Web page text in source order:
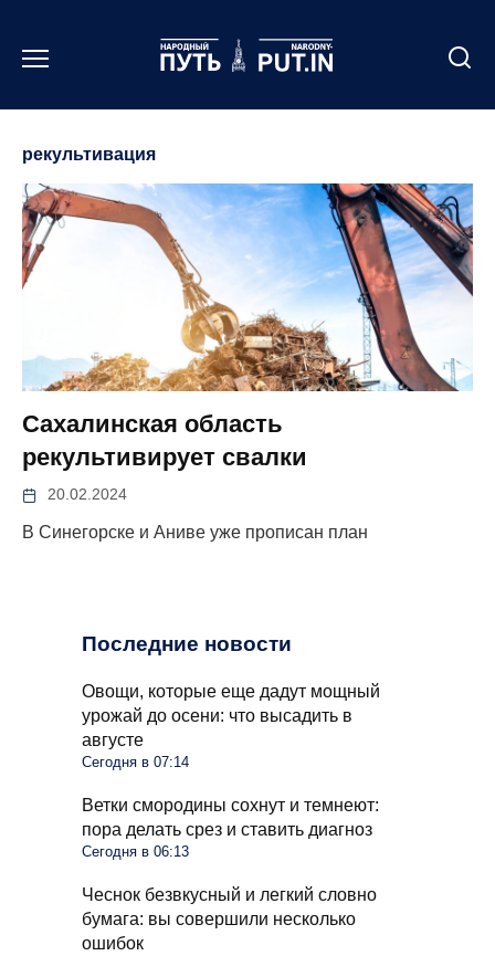
содержанию
рекультивация
Сахалинская область
рекультивирует свалки
20.02.2024
В Синегорске и Аниве уже прописан план
Последние новости
Овощи, которые еще дадут мощный
урожай до осени: что высадить в
августе
Сегодня в 07:14
Ветки смородины сохнут и темнеют:
пора делать срез и ставить диагноз
Сегодня в 06:13
Чеснок безвкусный и легкий словно
бумага: вы совершили несколько
ошибок